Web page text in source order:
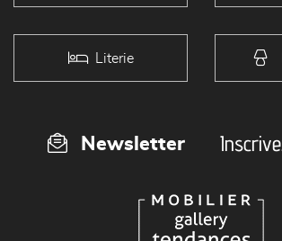
Literie
Newsletter